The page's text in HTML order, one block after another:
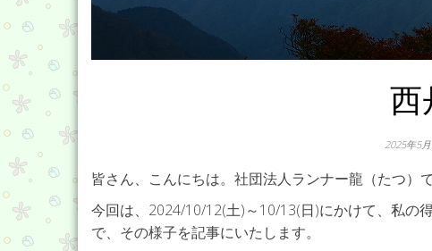
西
2025年5
皆さん、こんにちは。社団法人ランナー龍（たつ）で
今回は、2024/10/12(土)～10/13(日)にかけて、私の
で、その様子を記事にいたします。